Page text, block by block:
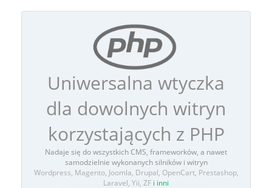
Uniwersalna wtyczka
dla dowolnych witryn
korzystających z PHP
Nadaje się do wszystkich CMS, frameworków, a nawet
samodzielnie wykonanych silników i witryn
Wordpress, Magento, Joomla, Drupal, OpenCart, Prestashop,
Laravel, Yii, ZF i inni